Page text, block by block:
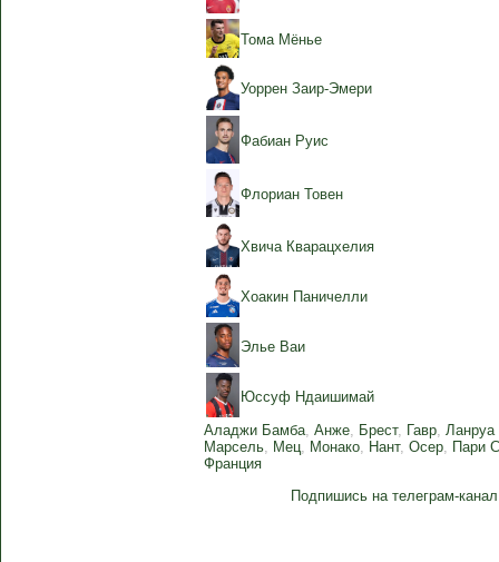
Тома Мёнье
Уоррен Заир-Эмери
Фабиан Руис
Флориан Товен
Хвича Кварацхелия
Хоакин Паничелли
Элье Ваи
Юссуф Ндаишимай
Аладжи Бамба,Анже, Брест, Гавр,
Марсель, Мец, Монако, Нант,Осер, Пари
Франция
Подпишись на телеграм-